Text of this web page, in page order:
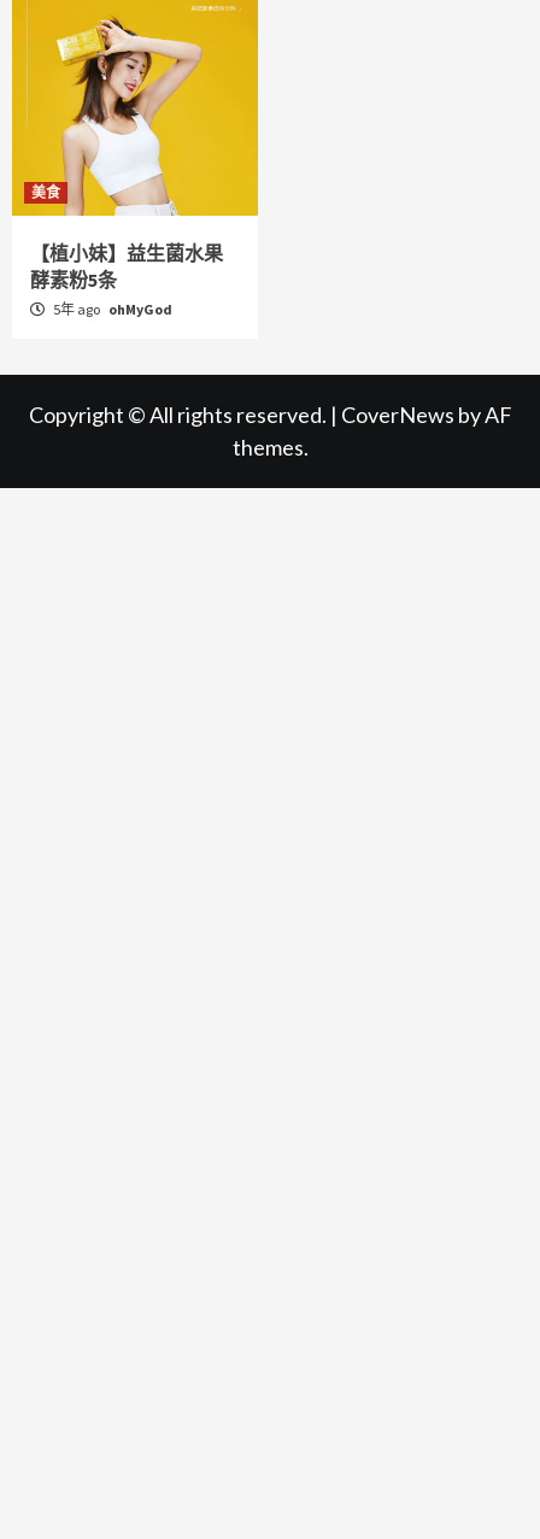
美食
【植小妹】益生菌水果
酵素粉5条
5年 ago ohMyGod
Copyright © All rights reserved. | CoverNews by AF
themes.